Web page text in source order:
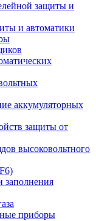
защиты и
и автоматики
аккумуляторных
защиты от
высоковольтного
заполнения
приборы